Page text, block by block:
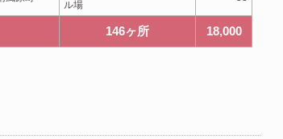
ル場
146ヶ所 18,000